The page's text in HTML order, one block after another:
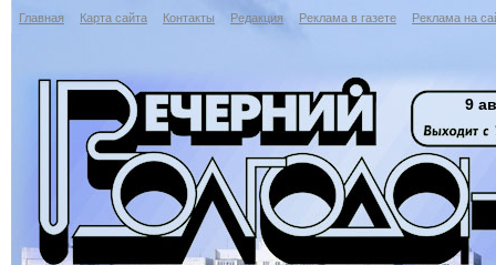
Главная Карта сайта Контакты Редакция Реклама в газете Реклама на
9